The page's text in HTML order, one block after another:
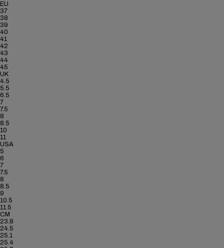
EU
37
38
39
40
41
42
43
44
45
UK
4.5
5.5
6.5
7
7.5
8
8.5
10
11
USA
5
6
7
7.5
8
8.5
9
10.5
11.5
CM
23.8
24.5
25.1
25.4